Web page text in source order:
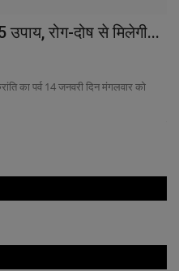
रोग-दोष से मिलेगी...
का पर्व 14 जनवरी दिन मंगलवार को